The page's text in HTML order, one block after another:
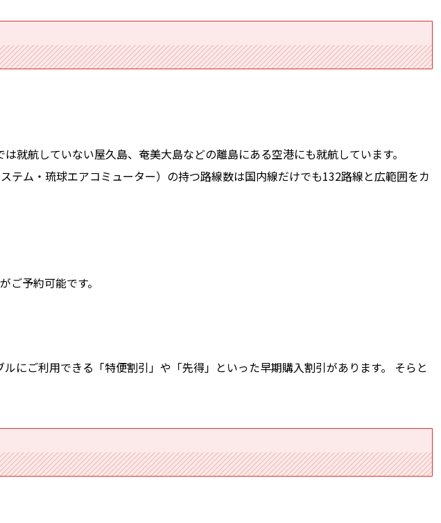
航していない屋久島、奄美大島などの離島にある空港にも就航しています。
ム・琉球エアコミューター）の持つ路線数は国内線だけでも132路線と広範囲をカ
予約可能です。
にご利用できる「特便割引」や「先得」といった早期購入割引があります。 そらと